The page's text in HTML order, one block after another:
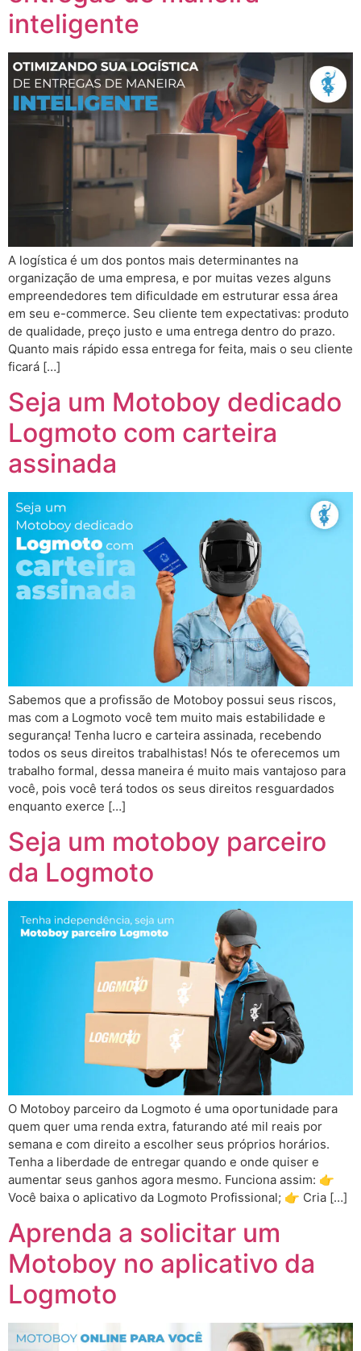
inteligente
A logística é um dos pontos mais determinantes na
organização de uma empresa, e por muitas vezes alguns
empreendedores tem dificuldade em estruturar essa área
em seu e-commerce. Seu cliente tem expectativas: produto
de qualidade, preço justo e uma entrega dentro do prazo.
Quanto mais rápido essa entrega for feita, mais o seu cliente
ficará […]
Seja um Motoboy dedicado
Logmoto com carteira
assinada
Sabemos que a profissão de Motoboy possui seus riscos,
mas com a Logmoto você tem muito mais estabilidade e
segurança! Tenha lucro e carteira assinada, recebendo
todos os seus direitos trabalhistas! Nós te oferecemos um
trabalho formal, dessa maneira é muito mais vantajoso para
você, pois você terá todos os seus direitos resguardados
enquanto exerce […]
Seja um motoboy parceiro
da Logmoto
O Motoboy parceiro da Logmoto é uma oportunidade para
quem quer uma renda extra, faturando até mil reais por
semana e com direito a escolher seus próprios horários.
Tenha a liberdade de entregar quando e onde quiser e
aumentar seus ganhos agora mesmo. Funciona assim: 👉
Você baixa o aplicativo da Logmoto Profissional; 👉 Cria […]
Aprenda a solicitar um
Motoboy no aplicativo da
Logmoto